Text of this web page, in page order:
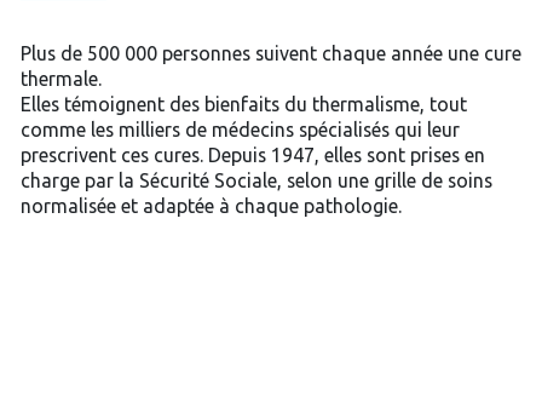
Plus de 500 000 personnes suivent chaque année une cure
thermale.
Elles témoignent des bienfaits du thermalisme, tout
comme les milliers de médecins spécialisés qui leur
prescrivent ces cures. Depuis 1947, elles sont prises en
charge par la Sécurité Sociale, selon une grille de soins
normalisée et adaptée à chaque pathologie.